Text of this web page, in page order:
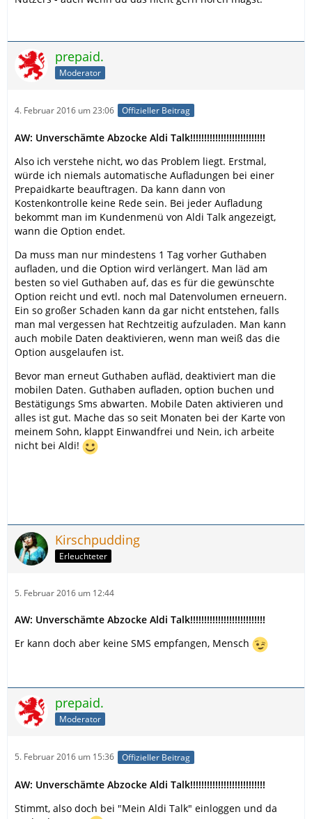
prepaid.
Moderator
4. Februar 2016 um 23:06 Offizieller Beitrag
AW: Unverschämte Abzocke Aldi Talk!!!!!!!!!!!!!!!!!!!!!!!!!!!
Also ich verstehe nicht, wo das Problem liegt. Erstmal,
würde ich niemals automatische Aufladungen bei einer
Prepaidkarte beauftragen. Da kann dann von
Kostenkontrolle keine Rede sein. Bei jeder Aufladung
bekommt man im Kundenmenü von Aldi Talk angezeigt,
wann die Option endet.
Da muss man nur mindestens 1 Tag vorher Guthaben
aufladen, und die Option wird verlängert. Man läd am
besten so viel Guthaben auf, das es für die gewünschte
Option reicht und evtl. noch mal Datenvolumen erneuern.
Ein so großer Schaden kann da gar nicht entstehen, falls
man mal vergessen hat Rechtzeitig aufzuladen. Man kann
auch mobile Daten deaktivieren, wenn man weiß das die
Option ausgelaufen ist.
Bevor man erneut Guthaben aufläd, deaktiviert man die
mobilen Daten. Guthaben aufladen, option buchen und
Bestätigungs Sms abwarten. Mobile Daten aktivieren und
alles ist gut. Mache das so seit Monaten bei der Karte von
meinem Sohn, klappt Einwandfrei und Nein, ich arbeite
nicht bei Aldi!
Kirschpudding
Erleuchteter
5. Februar 2016 um 12:44
AW: Unverschämte Abzocke Aldi Talk!!!!!!!!!!!!!!!!!!!!!!!!!!!
Er kann doch aber keine SMS empfangen, Mensch
prepaid.
Moderator
5. Februar 2016 um 15:36 Offizieller Beitrag
AW: Unverschämte Abzocke Aldi Talk!!!!!!!!!!!!!!!!!!!!!!!!!!!
Stimmt, also doch bei "Mein Aldi Talk" einloggen und da